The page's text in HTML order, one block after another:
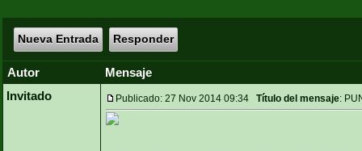
Nueva Entrada Responder
Autor
Mensaje
Invitado
Publicado: 27 Nov 2014 09:34 Título del mensaje: